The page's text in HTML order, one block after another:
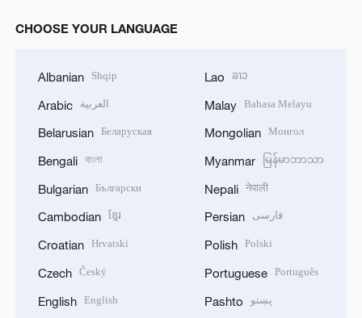
CHOOSE YOUR LANGUAGE
Albanian Shqip
Arabic العربية
Belarusian Беларуская
Bengali বাংলা
Bulgarian Български
Cambodian ខ្មែរ
Croatian Hrvatski
Czech Český
English English
Lao ລາວ
Malay Bahasa Melayu
Mongolian Монгол
Myanmar မြန်မာဘာသာ
Nepali नेपाली
Persian فارسی
Polish Polski
Portuguese Português
Pashto پښتو